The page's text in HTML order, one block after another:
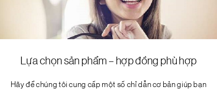
Lựa chọn sản phẩm – hợp đồng phù hợp
Hãy để chúng tôi cung cấp một số chỉ dẫn cơ bản giúp bạn